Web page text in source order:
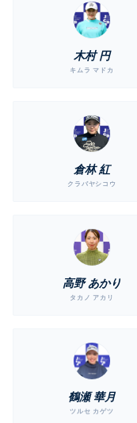
木村 円
キムラ マドカ
倉林 紅
クラバヤシコウ
高野 あかり
タカノ アカリ
鶴瀬 華月
ツルセ カゲツ